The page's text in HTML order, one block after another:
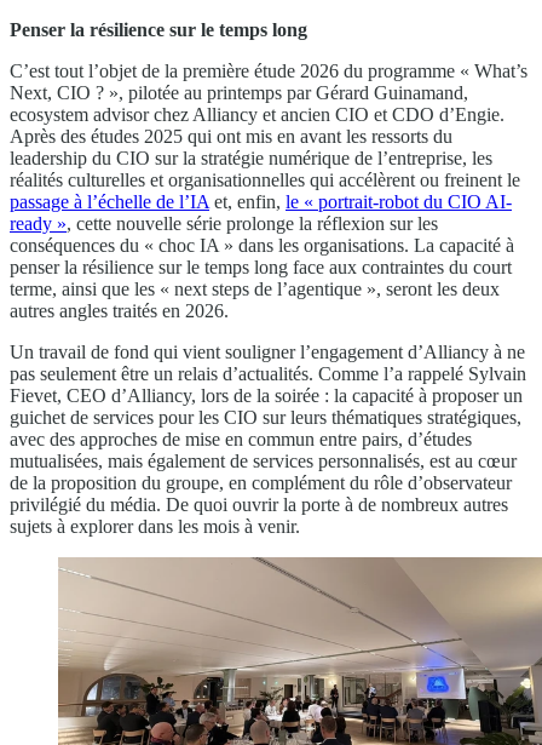
Penser la résilience sur le temps long
C’est tout l’objet de la première étude 2026 du programme « What’s
Next, CIO ? », pilotée au printemps par Gérard Guinamand,
ecosystem advisor chez Alliancy et ancien CIO et CDO d’Engie.
Après des études 2025 qui ont mis en avant les ressorts du
leadership du CIO sur la stratégie numérique de l’entreprise, les
réalités culturelles et organisationnelles qui accélèrent ou freinent le
passage à l’échelle de l’IA et, enfin, le « portrait-robot du CIO AI-
ready », cette nouvelle série prolonge la réflexion sur les
conséquences du « choc IA » dans les organisations. La capacité à
penser la résilience sur le temps long face aux contraintes du court
terme, ainsi que les « next steps de l’agentique », seront les deux
autres angles traités en 2026.
Un travail de fond qui vient souligner l’engagement d’Alliancy à ne
pas seulement être un relais d’actualités. Comme l’a rappelé Sylvain
Fievet, CEO d’Alliancy, lors de la soirée : la capacité à proposer un
guichet de services pour les CIO sur leurs thématiques stratégiques,
avec des approches de mise en commun entre pairs, d’études
mutualisées, mais également de services personnalisés, est au cœur
de la proposition du groupe, en complément du rôle d’observateur
privilégié du média. De quoi ouvrir la porte à de nombreux autres
sujets à explorer dans les mois à venir.